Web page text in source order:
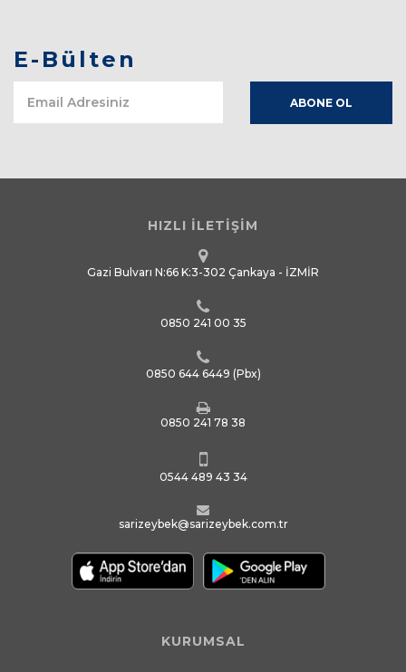
E-Bülten
HIZLI İLETİŞİM
Gazi Bulvarı N:66 K:3-302 Çankaya - İZMİR
0850 241 00 35
0850 644 6449 (Pbx)
0850 241 78 38
0544 489 43 34
sarizeybek@sarizeybek.com.tr
KURUMSAL